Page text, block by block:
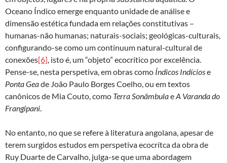
Oceano Índico emerge enquanto unidade de análise e
dimensão estética fundada em relações constitutivas –
humanas-não humanas; naturais-sociais; geológicas-culturais,
configurando-se como um continuum natural-cultural de
conexões[6], isto é, um “objeto” ecocrítico por excelência.
Pense-se, nesta perspetiva, em obras como Índicos Indíciose
Ponta Geade João Paulo Borges Coelho, ou em textos
canônicos de Mia Couto, como Terra SonâmbulaeA Varanda do
Frangipani.
No entanto, no que se refere à literatura angolana, apesar de
terem surgidos estudos em perspetiva ecocrítca da obra de
Ruy Duarte de Carvalho, julga-se que uma abordagem